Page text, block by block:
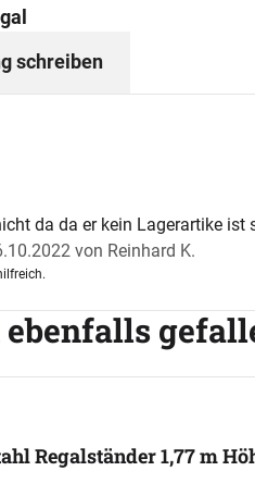
schreiben
da da er kein Lagerartike
von Reinhard K.
Regalständer 1,77 m